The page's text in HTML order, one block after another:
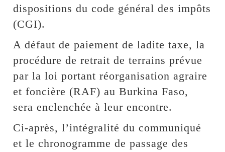
dispositions du code général des impôts
(CGI).
A défaut de paiement de ladite taxe, la
procédure de retrait de terrains prévue
par la loi portant réorganisation agraire
et foncière (RAF) au Burkina Faso,
sera enclenchée à leur encontre.
Ci-après, l’intégralité du communiqué
et le chronogramme de passage des